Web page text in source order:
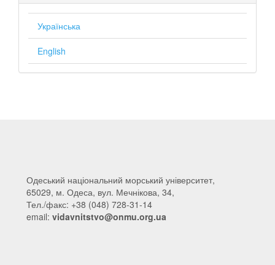
Українська
English
Одеський національний морський університет,
65029, м. Одеса, вул. Мечнікова, 34,
Тел./факс: +38 (048) 728-31-14
email: vidavnitstvo@onmu.org.ua